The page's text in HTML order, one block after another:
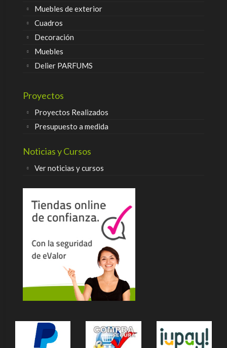
Muebles de exterior
Cuadros
Decoración
Muebles
Delier PARFUMS
Proyectos
Proyectos Realizados
Presupuesto a medida
Noticias y Cursos
Ver noticias y cursos